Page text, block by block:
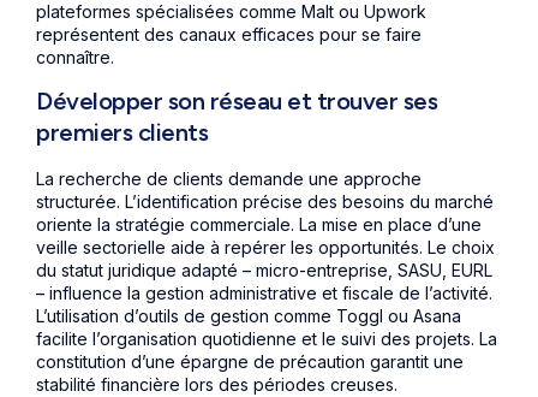
plateformes spécialisées comme Malt ou Upwork
représentent des canaux efficaces pour se faire
connaître.
Développer son réseau et trouver ses
premiers clients
La recherche de clients demande une approche
structurée. L’identification précise des besoins du marché
oriente la stratégie commerciale. La mise en place d’une
veille sectorielle aide à repérer les opportunités. Le choix
du statut juridique adapté – micro-entreprise, SASU, EURL
– influence la gestion administrative et fiscale de l’activité.
L’utilisation d’outils de gestion comme Toggl ou Asana
facilite l’organisation quotidienne et le suivi des projets. La
constitution d’une épargne de précaution garantit une
stabilité financière lors des périodes creuses.